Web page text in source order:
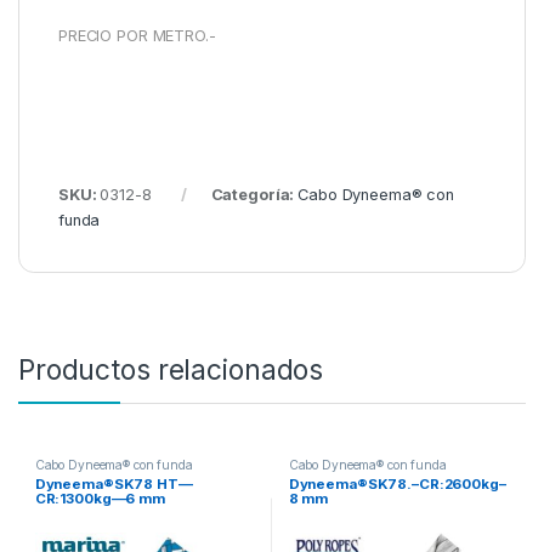
PRECIO POR METRO.-
SKU: 0312-8 Categoría:Cabo Dyneema® con
funda
Productos relacionados
Cabo Dyneema® con funda
Dyneema®SK78 HT—
CR:1300kg—6 mm
Cabo Dyneema® con funda
Dyneema®SK78.–CR:2600kg–
8 mm